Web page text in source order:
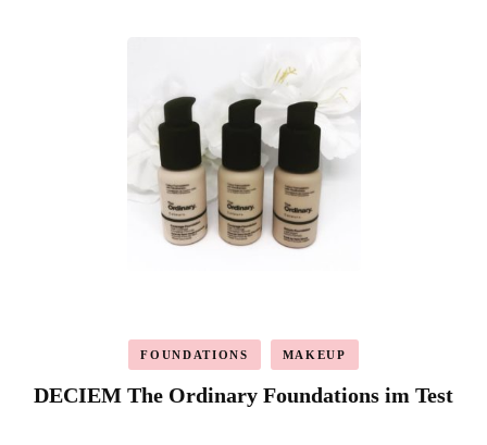
FOUNDATIONS MAKEUP
DECIEM The Ordinary Foundations im Test